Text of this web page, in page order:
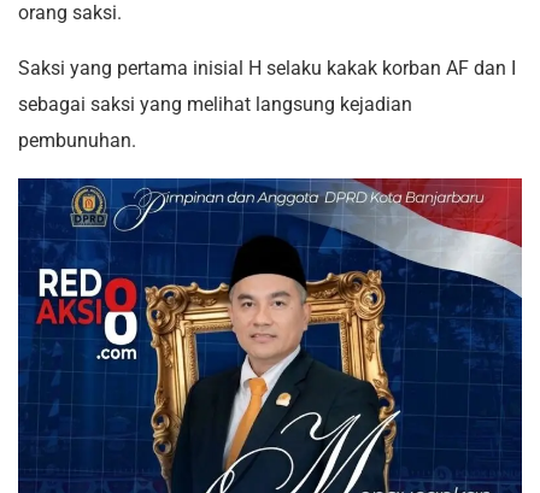
orang saksi.
Saksi yang pertama inisial H selaku kakak korban AF dan I
sebagai saksi yang melihat langsung kejadian
pembunuhan.